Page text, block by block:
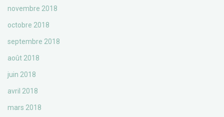
novembre 2018
octobre 2018
septembre 2018
août 2018
juin 2018
avril 2018
mars 2018